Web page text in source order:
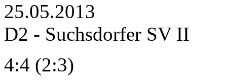
25.05.2013
D2 - Suchsdorfer SV II
4:4 (2:3)